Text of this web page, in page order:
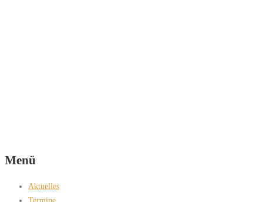
Menü
Aktuelles
Termine